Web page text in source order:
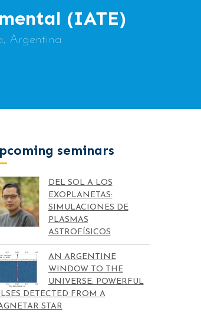
(IATE)
Argentina
seminars
DEL SOL A LOS
EXOPLANETAS:
SIMULACIONES DE
PLASMAS
ASTROFÍSICOS
AN ARGENTINE
WINDOW TO THE
UNIVERSE: POWERFUL
DETECTED FROM A
STAR